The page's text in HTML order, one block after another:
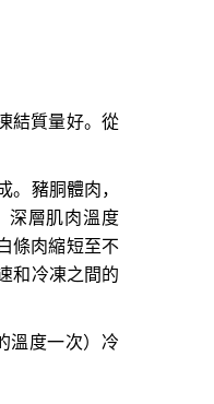
結質量好。從
。豬胴體肉，
深層肌肉溫度
條肉縮短至不
和冷凍之間的
溫度一次）冷